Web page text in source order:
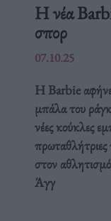
Η νέα
σπορ
07.10.25
Η Barbie
μπάλα του
νέες κούκλες
στον
Άγγ